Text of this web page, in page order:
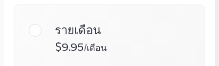
รายเดือน
$9.95/เดือน